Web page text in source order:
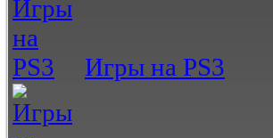
Игры на PS3